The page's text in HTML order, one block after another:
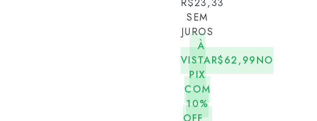
SEM
JUROS
À
VISTAR$62,99NO
PIX
COM
10%